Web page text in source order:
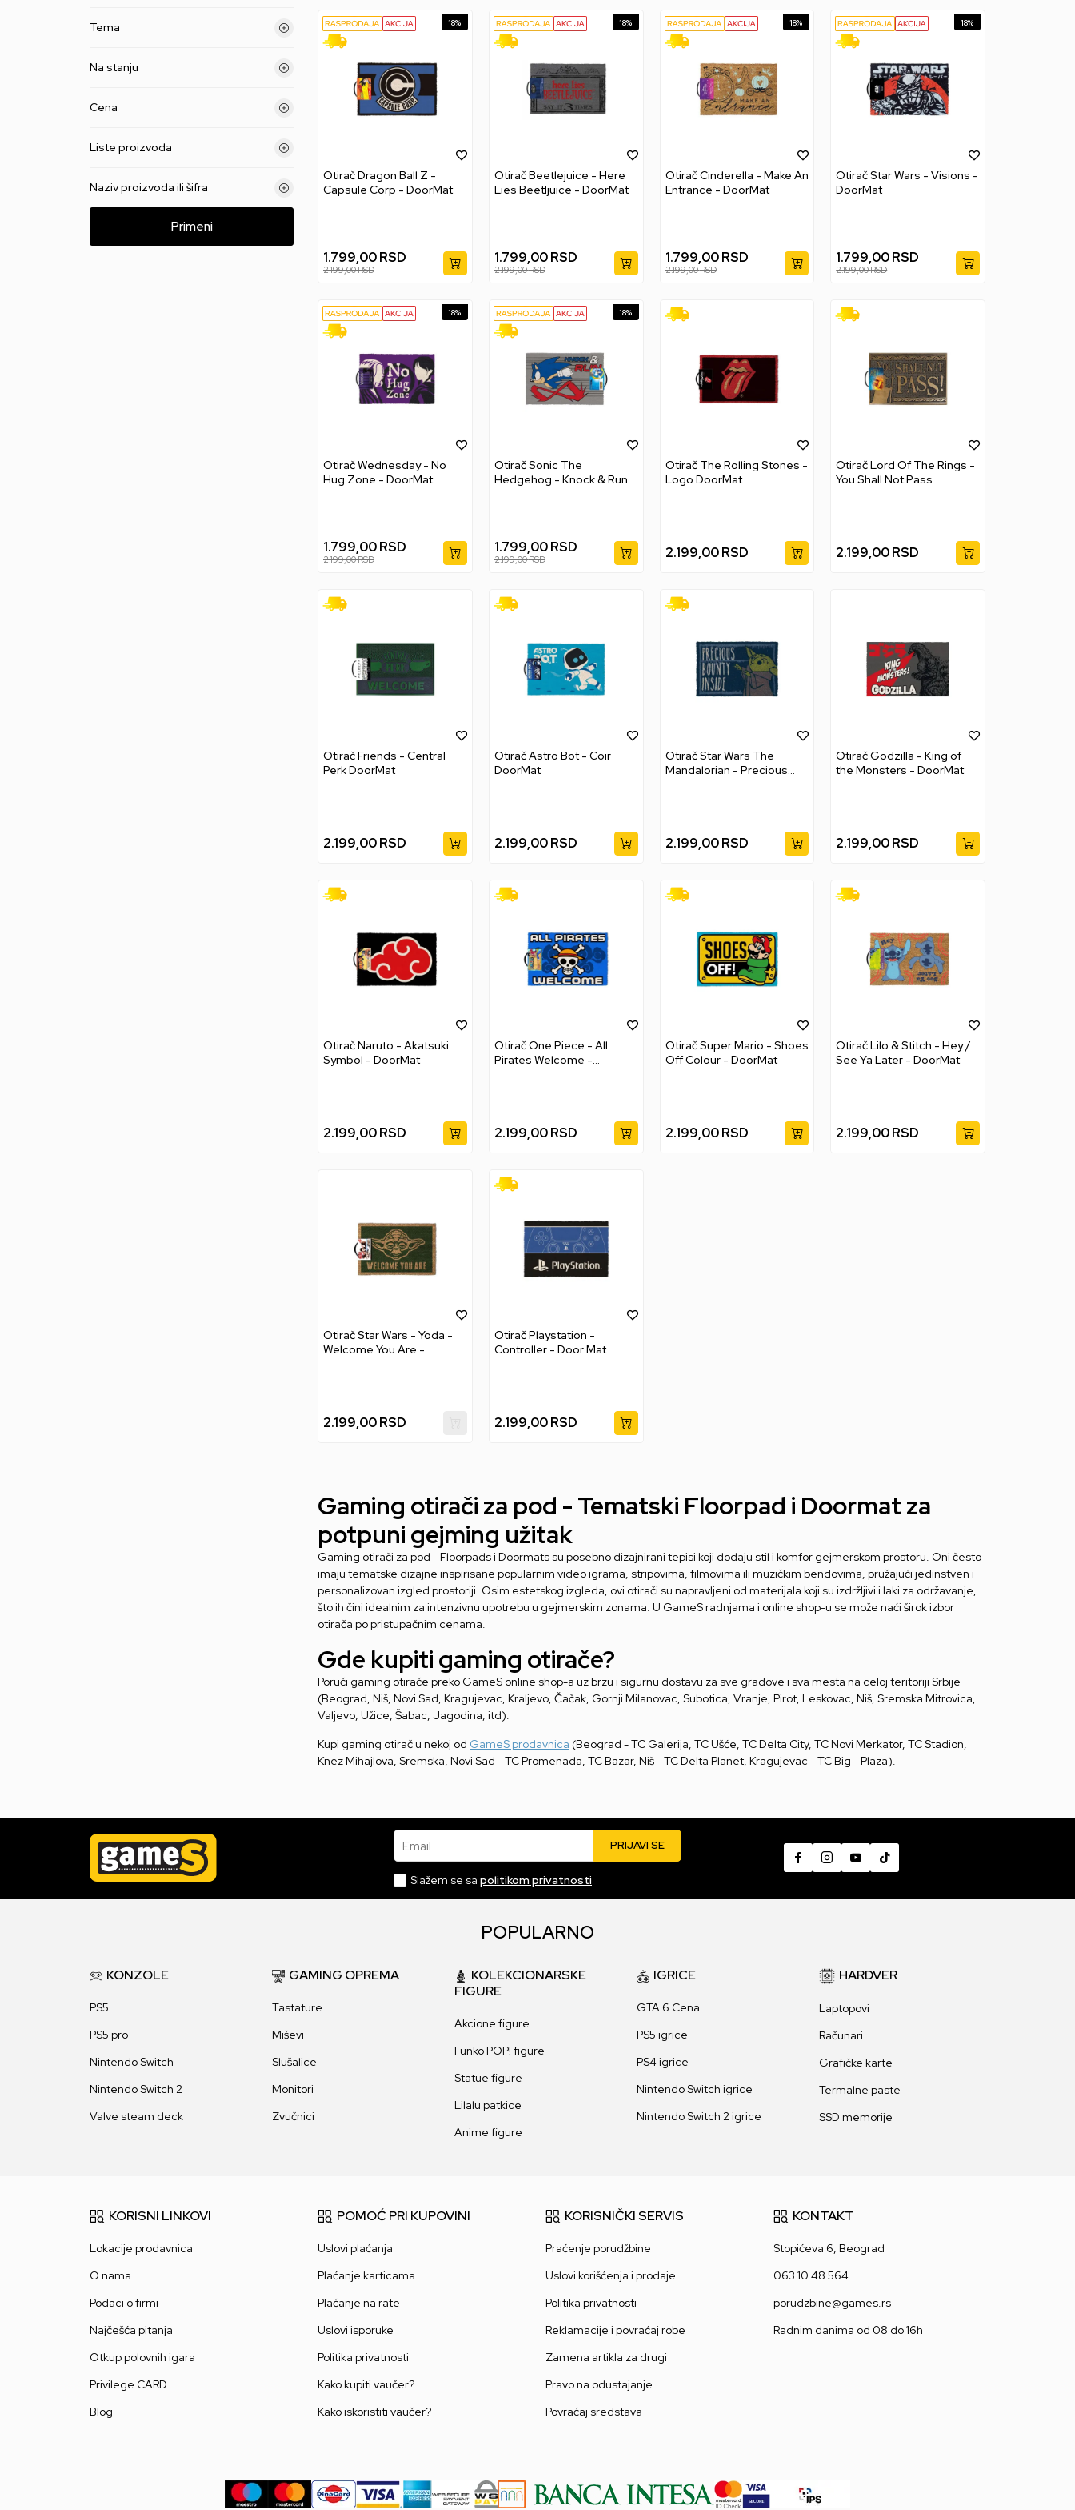
Tema
Na stanju
Cena
Liste proizvoda
Naziv proizvoda ili šifra
Primeni
18%
Otirač Dragon Ball Z -
Capsule Corp - DoorMat
1.799,00RSD
2.199,00RSD
18%
Otirač Beetlejuice - Here
Lies Beetljuice - DoorMat
1.799,00 RSD
2.199,00RSD
18%
Otirač Cinderella - Make An
Entrance - DoorMat
1.799,00 RSD
2.199,00RSD
18%
Otirač Star Wars - Visions -
DoorMat
1.799,00RSD
2.199,00RSD
18%
Otirač Wednesday - No
Hug Zone - DoorMat
1.799,00RSD
2.199,00RSD
18%
Otirač Sonic The
Hedgehog - Knock & Run -
1.799,00 RSD
2.199,00RSD
Otirač The Rolling Stones -
Logo DoorMat
2.199,00 RSD
Otirač Lord Of The Rings -
You Shall Not Pass
2.199,00RSD
Otirač Friends - Central
Perk DoorMat
2.199,00RSD
Otirač Astro Bot - Coir
DoorMat
2.199,00 RSD
Otirač Star Wars The
Mandalorian - Precious
2.199,00 RSD
Otirač Godzilla - King of
the Monsters - DoorMat
2.199,00RSD
Otirač Naruto - Akatsuki
Symbol - DoorMat
2.199,00RSD
Otirač One Piece - All
Pirates Welcome -
2.199,00 RSD
Otirač Super Mario - Shoes
Off Colour - DoorMat
2.199,00 RSD
Otirač Lilo & Stitch - Hey /
See Ya Later - DoorMat
2.199,00RSD
Otirač Star Wars - Yoda -
Welcome You Are -
2.199,00RSD
Otirač Playstation -
Controller - Door Mat
2.199,00 RSD
Gaming otirači za pod - Tematski Floorpad i Doormat za
potpuni gejming užitak
Gaming otirači za pod - Floorpads i Doormats su posebno dizajnirani tepisi koji dodaju stil i komfor gejmerskom prostoru. Oni često
imaju tematske dizajne inspirisane popularnim video igrama, stripovima, filmovima ili muzičkim bendovima, pružajući jedinstven i
personalizovan izgled prostoriji. Osim estetskog izgleda, ovi otirači su napravljeni od materijala koji su izdržljivi i laki za održavanje,
što ih čini idealnim za intenzivnu upotrebu u gejmerskim zonama. U GameS radnjama i online shop-u se može naći širok izbor
otirača po pristupačnim cenama.
Gde kupiti gaming otirače?
Poruči gaming otirače preko GameS online shop-a uz brzu i sigurnu dostavu za sve gradove i sva mesta na celoj teritoriji Srbije
(Beograd, Niš, Novi Sad, Kragujevac, Kraljevo, Čačak, Gornji Milanovac, Subotica, Vranje, Pirot, Leskovac, Niš, Sremska Mitrovica,
Valjevo, Užice, Šabac, Jagodina, itd).
Kupi gaming otirač u nekoj od GameS prodavnica (Beograd - TC Galerija, TC Ušće, TC Delta City, TC Novi Merkator, TC Stadion,
Knez Mihajlova, Sremska, Novi Sad - TC Promenada, TC Bazar, Niš - TC Delta Planet, Kragujevac - TC Big - Plaza).
Email PRIJAVI SE
Slažem se sa politikom privatnosti
POPULARNO
KONZOLE
PS5
PS5 pro
Nintendo Switch
Nintendo Switch 2
Valve steam deck
GAMING OPREMA
Tastature
Miševi
Slušalice
Monitori
Zvučnici
KOLEKCIONARSKE
FIGURE
Akcione figure
Funko POP! figure
Statue figure
Lilalu patkice
Anime figure
IGRICE
GTA 6 Cena
PS5 igrice
PS4 igrice
Nintendo Switch igrice
Nintendo Switch 2 igrice
HARDVER
Laptopovi
Računari
Grafičke karte
Termalne paste
SSD memorije
KORISNI LINKOVI
Lokacije prodavnica
O nama
Podaci o firmi
Najčešća pitanja
Otkup polovnih igara
Privilege CARD
Blog
POMOĆ PRI KUPOVINI
Uslovi plaćanja
Plaćanje karticama
Plaćanje na rate
Uslovi isporuke
Politika privatnosti
Kako kupiti vaučer?
Kako iskoristiti vaučer?
KORISNIČKI SERVIS
Praćenje porudžbine
Uslovi korišćenja i prodaje
Politika privatnosti
Reklamacije i povraćaj robe
Zamena artikla za drugi
Pravo na odustajanje
Povraćaj sredstava
KONTAKT
Stopićeva 6, Beograd
063 10 48 564
porudzbine@games.rs
Radnim danima od 08 do 16h